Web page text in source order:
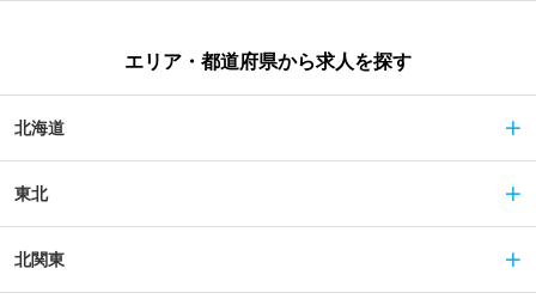
エリア・都道府県から求人を探す
北海道
東北
北関東